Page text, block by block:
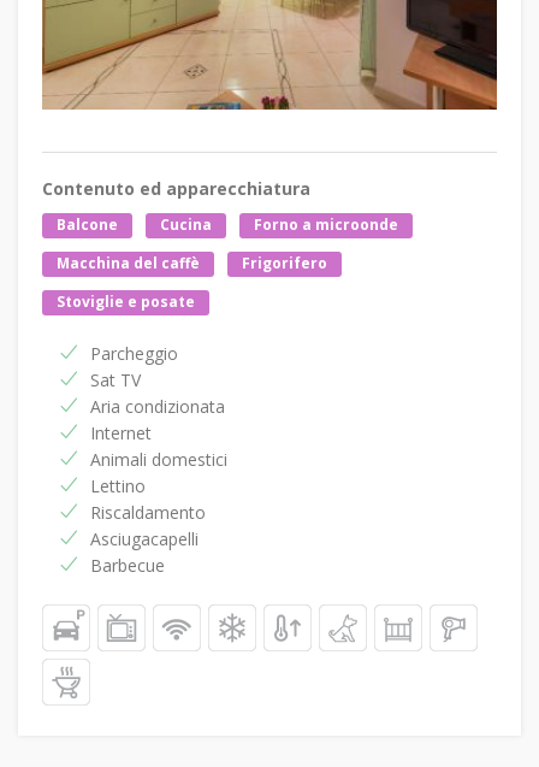
Contenuto ed apparecchiatura
Balcone Cucina
Forno a microonde
Macchina del caffè
Frigorifero
Stoviglie e posate
Parcheggio
Sat TV
Aria condizionata
Internet
Animali domestici
Lettino
Riscaldamento
Asciugacapelli
Barbecue